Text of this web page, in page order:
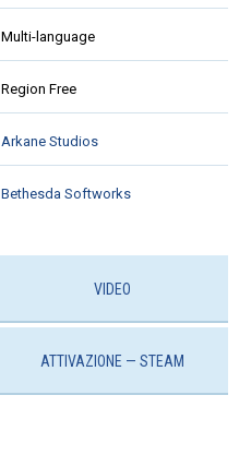
Multi-language
Region Free
Arkane Studios
Bethesda Softworks
VIDEO
ATTIVAZIONE — STEAM